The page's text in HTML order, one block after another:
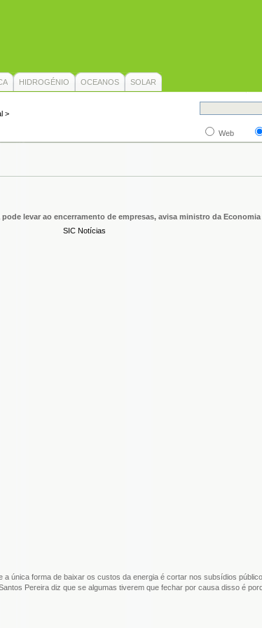
HIDROGÉNIO OCEANOS SOLAR
>
Web
levar ao encerramento de empresas, avisa ministro da Economia
SIC Notícias
a única forma de baixar os custos da energia é cortar nos subsídios
Pereira diz que se algumas tiverem que fechar por causa disso é